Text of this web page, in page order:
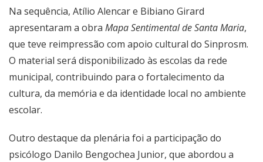
Na sequência, Atílio Alencar e Bibiano Girard
apresentaram a obra Mapa Sentimental de Santa Maria,
que teve reimpressão com apoio cultural do Sinprosm.
O material será disponibilizado às escolas da rede
municipal, contribuindo para o fortalecimento da
cultura, da memória e da identidade local no ambiente
escolar.
Outro destaque da plenária foi a participação do
psicólogo Danilo Bengochea Junior, que abordou a